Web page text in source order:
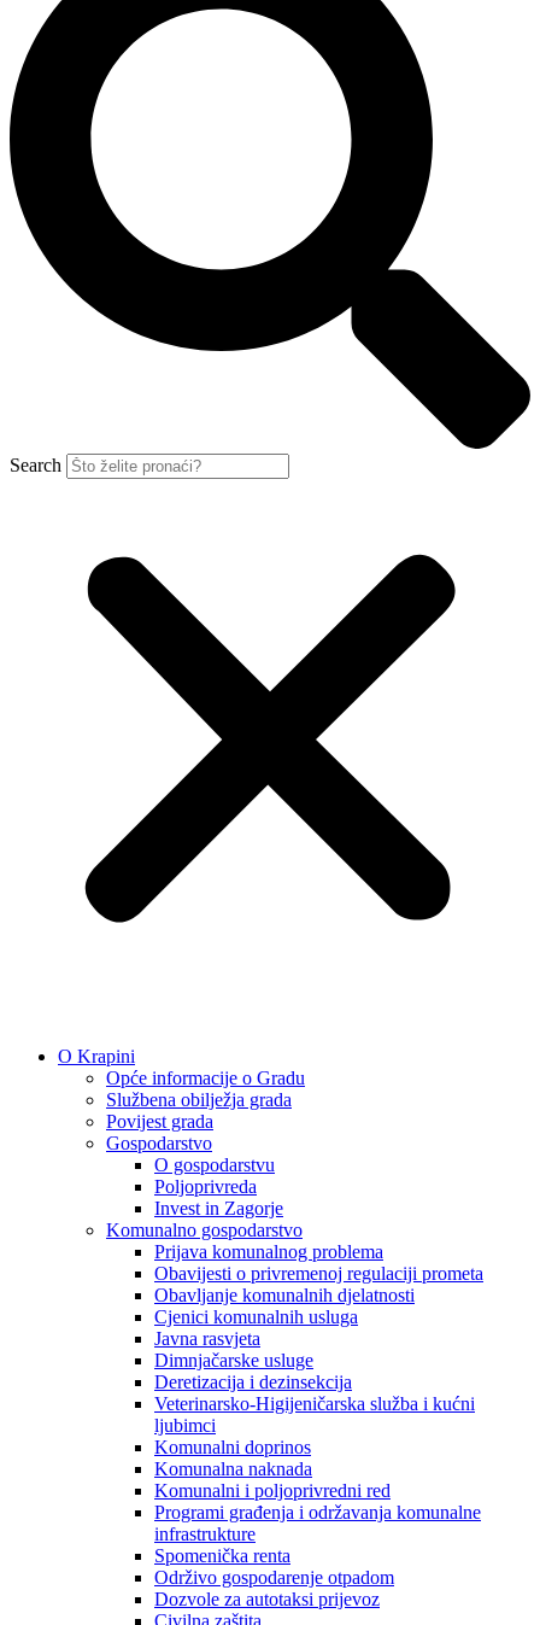
Search
O Krapini
Opće informacije o Gradu
Službena obilježja grada
Povijest grada
Gospodarstvo
O gospodarstvu
Poljoprivreda
Invest in Zagorje
Komunalno gospodarstvo
Prijava komunalnog problema
Obavijesti o privremenoj regulaciji prometa
Obavljanje komunalnih djelatnosti
Cjenici komunalnih usluga
Javna rasvjeta
Dimnjačarske usluge
Deretizacija i dezinsekcija
Veterinarsko-Higijeničarska služba i kućni
ljubimci
Komunalni doprinos
Komunalna naknada
Komunalni i poljoprivredni red
Programi građenja i održavanja komunalne
infrastrukture
Spomenička renta
Održivo gospodarenje otpadom
Dozvole za autotaksi prijevoz
Civilna zaštita